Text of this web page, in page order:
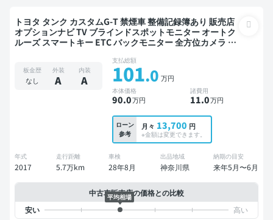
トヨタ タンク カスタムG-T 禁煙車 整備記録簿あり 販売店
オプションナビ TV ブラインドスポットモニター オートク
ルーズ スマートキー ETC バックモニター 全方位カメラ ド
板金歴
なし
外装
A
内装
A
支払総額
101.0 万円
本体価格
90.0万円
諸費用
11.0万円
ローン
参考
月々 13,700 円
※金額は変更できます。
年式
2017
走行距離
5.7万km
車検
28年8月
出品地域
神奈川県
納期の目安
来年5月〜6月
中古車販売店の価格との比較
平均相場